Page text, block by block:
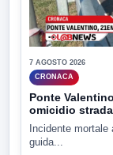
7 AGOSTO 2026
CRONACA
Ponte
omicidio
Incidente
guida...